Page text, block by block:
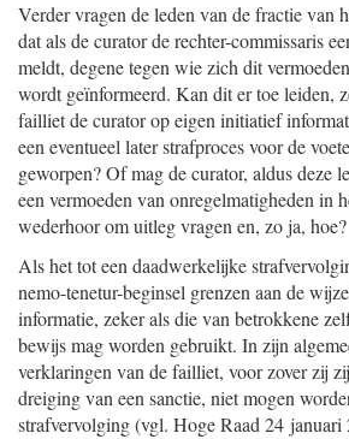
Verder vragen de leden van de fractie van
dat als de curator de rechter-commissaris
meldt, degene tegen wie zich dit
wordt geïnformeerd. Kan dit er toe leiden,
failliet de curator op eigen initiatief
een eventueel later strafproces voor de
geworpen? Of mag de curator, aldus deze
een vermoeden van onregelmatigheden in
wederhoor om uitleg vragen en, zo ja, hoe?
Als het tot een daadwerkelijke
nemo-tenetur-beginsel grenzen aan de
informatie, zeker als die van betrokkene
bewijs mag worden gebruikt. In zijn
verklaringen van de failliet, voor zover zij
dreiging van een sanctie, niet mogen
strafvervolging (vgl. Hoge Raad 24